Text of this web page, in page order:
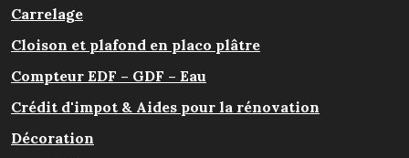
Carrelage
Cloison et plafond en placo plâtre
Compteur EDF – GDF – Eau
Crédit d'impot & Aides pour la rénovation
Décoration